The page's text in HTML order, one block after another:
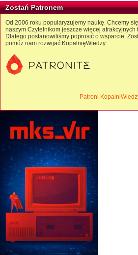
Zostań Patronem
Od 2006 roku popularyzujemy naukę. Chcemy
naszym Czytelnikom jeszcze więcej atrakcyjnych
Dlatego postanowiliśmy poprosić o wsparcie.
pomóż nam rozwijać KopalnięWiedzy.
Patroni